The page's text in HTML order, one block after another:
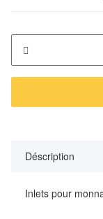
Déscription
Inlets pour